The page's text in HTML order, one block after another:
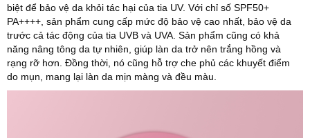
biệt để bảo vệ da khỏi tác hại của tia UV. Với chỉ số SPF50+
PA++++, sản phẩm cung cấp mức độ bảo vệ cao nhất, bảo vệ da
trước cả tác động của tia UVB và UVA. Sản phẩm cũng có khả
năng nâng tông da tự nhiên, giúp làn da trở nên trắng hồng và
rạng rỡ hơn. Đồng thời, nó cũng hỗ trợ che phủ các khuyết điểm
do mụn, mang lại làn da mịn màng và đều màu.